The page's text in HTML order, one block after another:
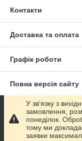
Контакти
Доставка та оплата
Графік роботи
Повна версія сайту
Сайт створено на
Політика
У зв'язку з
замовлення,
понеділок.
тому ми
заявки